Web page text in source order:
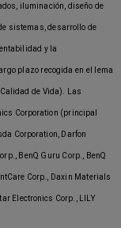
iluminación, diseño de
sistemas, desarrollo de
y la
plazo recogida en el lema
de Vida). Las
Corporation (principal
Corporation, Darfon
BenQ Guru Corp., BenQ
Corp., Daxin Materials
Electronics Corp., LILY